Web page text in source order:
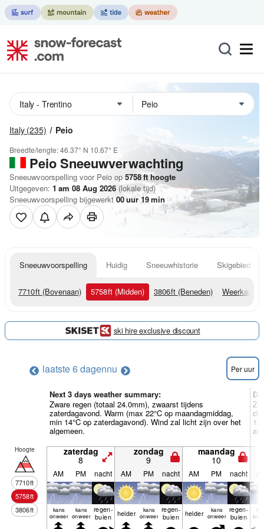
Italy (235) Peio
Breedte/lengte:46.37° N 10.67° E
PeioSneeuwverwachting
Sneeuwvoorspelling voor Peio op 5758fthoogte
Uitgegeven: 1 am 08 Aug 2026 (lokale tijd)
Sneeuwvoorspelling bijgewerkt 00uur19min
Sneeuwvoorspelling Huidig Sneeuwhistorie Skigebied
7710ft (Bovenaan) 5758ft (Midden) 3806ft (Beneden)
ski hire exclusive discount
laatste 6 dagennu Per uur
Next 3 days weather summary:
Zware regen (totaal 24.0mm), zwaarst tijdens
zaterdagavond. Warm (max 22°C op maandagmiddag,
min 14°C op zaterdagavond). Wind zal licht zijn over het
algemeen.
Hoogte
7710ft
5758ft
3806ft
zaterdag
8
zondag
9
maandag
10
AM PM nacht AM PM nacht AM PM nacht
kans
onweer
kans
onweer
regen­
buien helder kans
onweer
regen­
buien helder kans
onweer
regen­
buien